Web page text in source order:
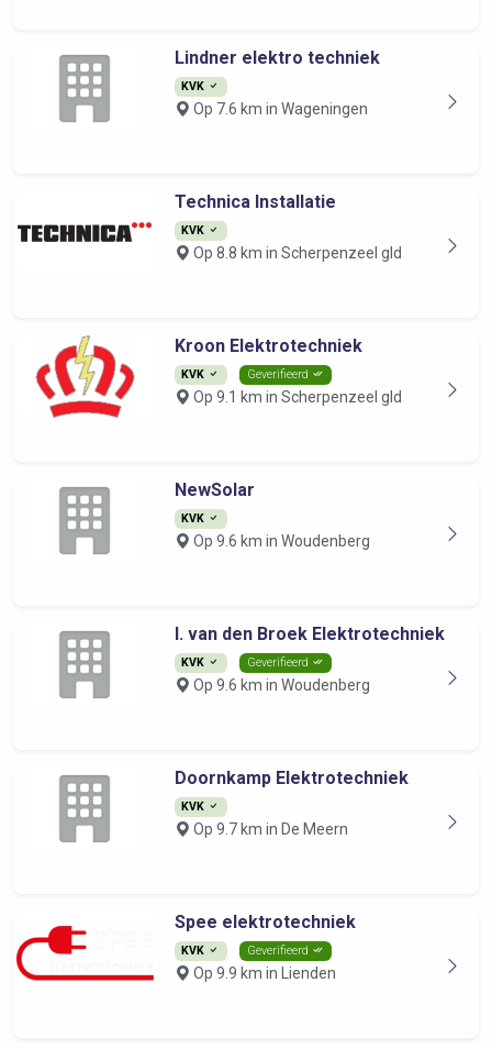
Lindner elektro techniek
KVK
Op 7.6 km in Wageningen
Technica Installatie
KVK
Op 8.8 km in Scherpenzeel gld
Kroon Elektrotechniek
KVK Geverifieerd
Op 9.1 km in Scherpenzeel gld
NewSolar
KVK
Op 9.6 km in Woudenberg
I. van den Broek Elektrotechniek
KVK Geverifieerd
Op 9.6 km in Woudenberg
Doornkamp Elektrotechniek
KVK
Op 9.7 km in De Meern
Spee elektrotechniek
KVK Geverifieerd
Op 9.9 km in Lienden